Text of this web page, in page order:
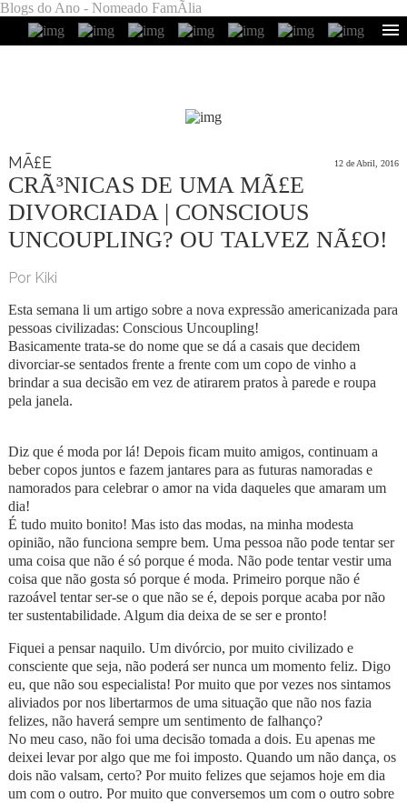
Blogs do Ano - Nomeado FamÃ­lia
MÃ£E 12 de Abril, 2016
CRÃ³NICAS DE UMA MÃ£E
DIVORCIADA | CONSCIOUS
UNCOUPLING? OU TALVEZ NÃ£O!
Por Kiki
Esta semana li um artigo sobre a nova expressão americanizada para
pessoas civilizadas: Conscious Uncoupling!
Basicamente trata-se do nome que se dá a casais que decidem
divorciar-se sentados frente a frente com um copo de vinho a
brindar a sua decisão em vez de atirarem pratos à parede e roupa
pela janela.
Diz que é moda por lá! Depois ficam muito amigos, continuam a
beber copos juntos e fazem jantares para as futuras namoradas e
namorados para celebrar o amor na vida daqueles que amaram um
dia!
É tudo muito bonito! Mas isto das modas, na minha modesta
opinião, não funciona sempre bem. Uma pessoa não pode tentar ser
uma coisa que não é só porque é moda. Não pode tentar vestir uma
coisa que não gosta só porque é moda. Primeiro porque não é
razoável tentar ser-se o que não se é, depois porque acaba por não
ter sustentabilidade. Algum dia deixa de se ser e pronto!
Fiquei a pensar naquilo. Um divórcio, por muito civilizado e
consciente que seja, não poderá ser nunca um momento feliz. Digo
eu, que não sou especialista! Por muito que por vezes nos sintamos
aliviados por nos libertarmos de uma situação que não nos fazia
felizes, não haverá sempre um sentimento de falhanço?
No meu caso, não foi uma decisão tomada a dois. Eu apenas me
deixei levar por algo que me foi imposto. Quando um não dança, os
dois não valsam, certo? Por muito felizes que sejamos hoje em dia
um com o outro. Por muito que conversemos um com o outro sobre